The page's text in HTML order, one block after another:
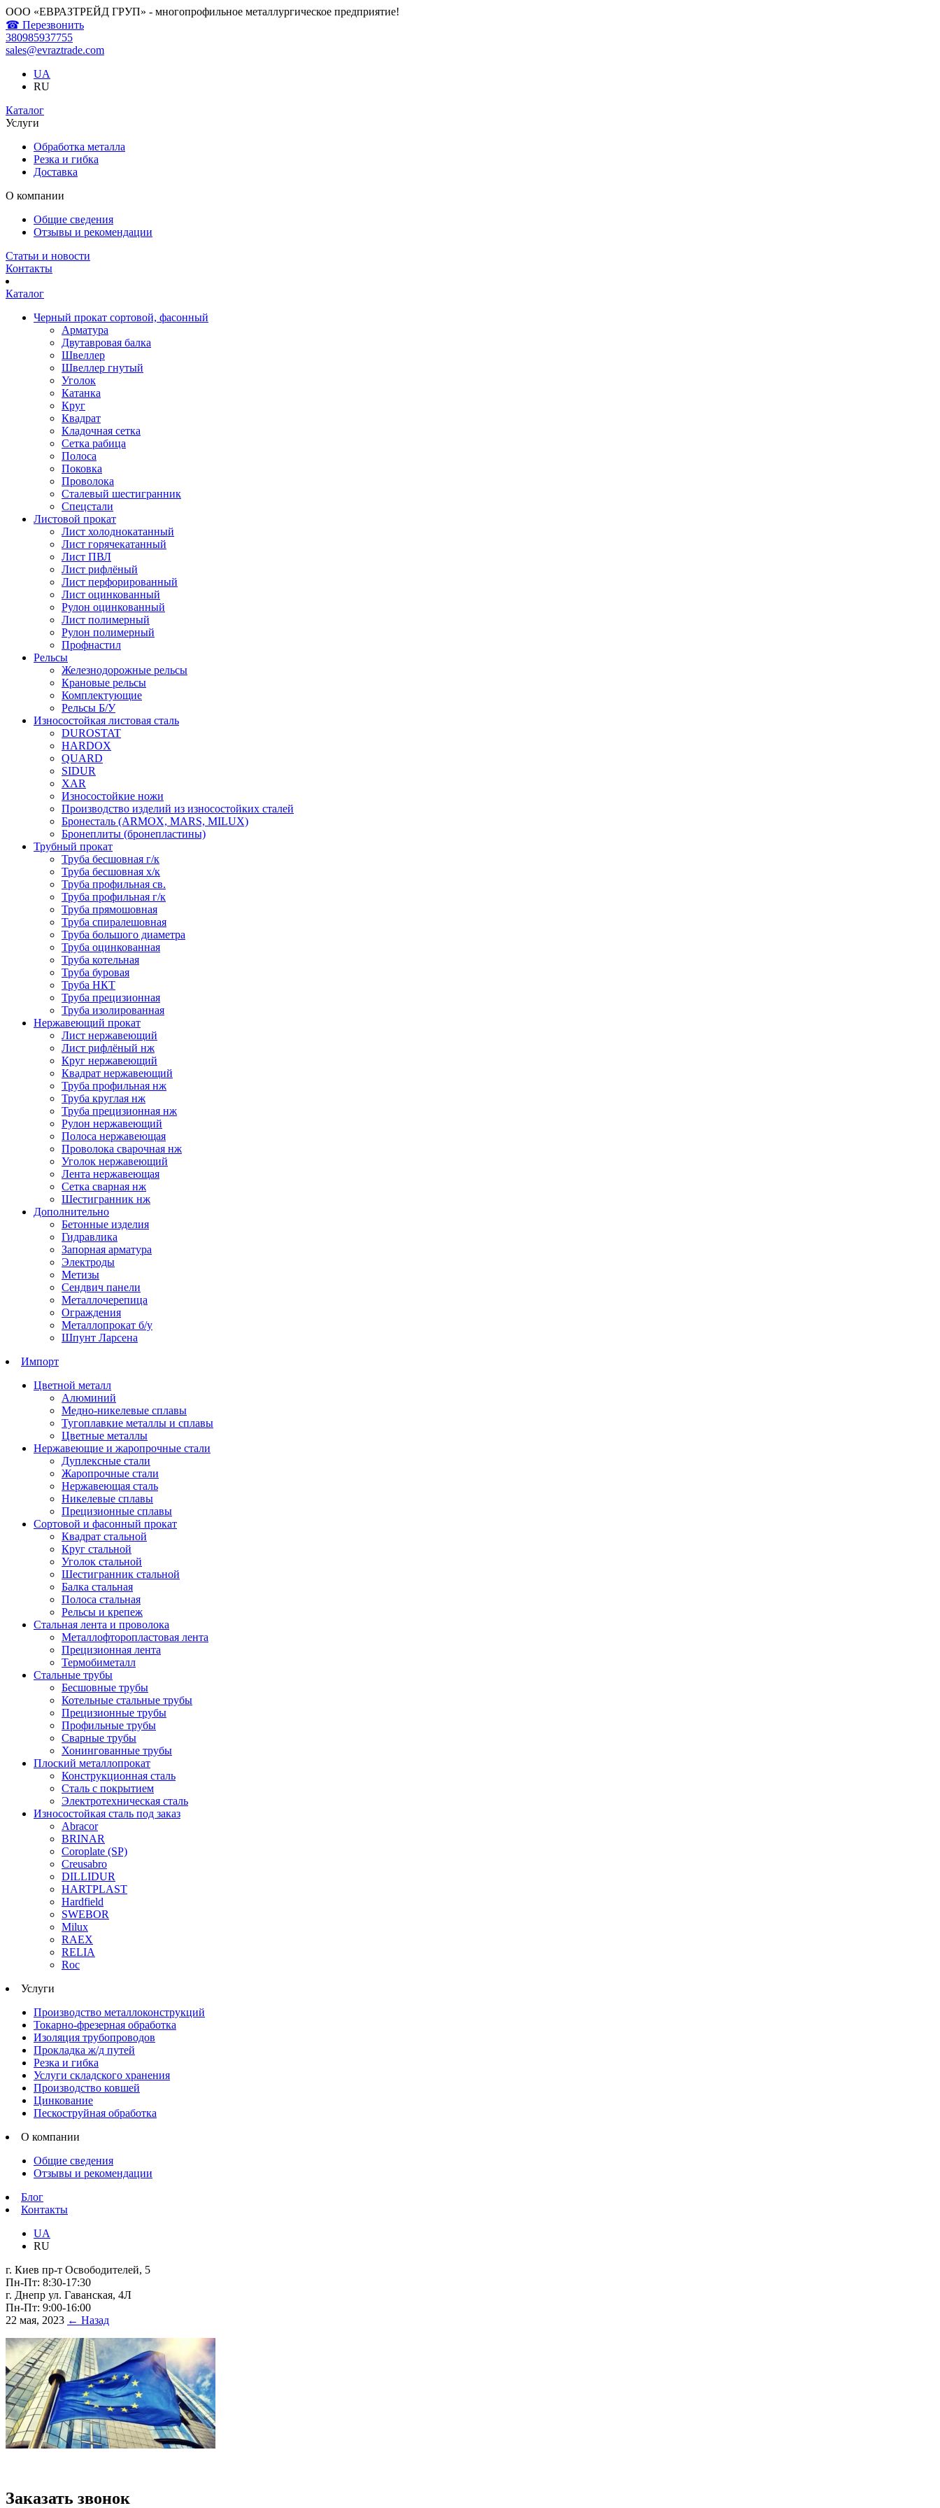
ООО «ЕВРАЗТРЕЙД ГРУП» - многопрофильное металлургическое предприятие!
☎ Перезвонить
380985937755
sales@evraztrade.com
UA
RU
Каталог
Услуги
Обработка металла
Резка и гибка
Доставка
О компании
Общие сведения
Отзывы и рекомендации
Статьи и новости
Контакты
Каталог
Черный прокат сортовой, фасонный
Арматура
Двутавровая балка
Швеллер
Швеллер гнутый
Уголок
Катанка
Круг
Квадрат
Кладочная сетка
Сетка рабица
Полоса
Поковка
Проволока
Сталевый шестигранник
Спецстали
Листовой прокат
Лист холоднокатанный
Лист горячекатанный
Лист ПВЛ
Лист рифлёный
Лист перфорированный
Лист оцинкованный
Рулон оцинкованный
Лист полимерный
Рулон полимерный
Профнастил
Рельсы
Железнодорожные рельсы
Крановые рельсы
Комплектующие
Рельсы Б/У
Износостойкая листовая сталь
DUROSTAT
HARDOX
QUARD
SIDUR
XAR
Износостойкие ножи
Производство изделий из износостойких сталей
Бронесталь (ARMOX, MARS, MILUX)
Бронеплиты (бронепластины)
Трубный прокат
Труба бесшовная г/к
Труба бесшовная х/к
Труба профильная св.
Труба профильная г/к
Труба прямошовная
Труба спиралешовная
Труба большого диаметра
Труба оцинкованная
Труба котельная
Труба буровая
Труба НКТ
Труба прецизионная
Труба изолированная
Нержавеющий прокат
Лист нержавеющий
Лист рифлёный нж
Круг нержавеющий
Квадрат нержавеющий
Труба профильная нж
Труба круглая нж
Труба прецизионная нж
Рулон нержавеющий
Полоса нержавеющая
Проволока сварочная нж
Уголок нержавеющий
Лента нержавеющая
Сетка сварная нж
Шестигранник нж
Дополнительно
Бетонные изделия
Гидравлика
Запорная арматура
Электроды
Метизы
Сендвич панели
Металлочерепица
Ограждения
Металлопрокат б/у
Шпунт Ларсена
Импорт
Цветной металл
Алюминий
Медно-никелевые сплавы
Тугоплавкие металлы и сплавы
Цветные металлы
Нержавеющие и жаропрочные стали
Дуплексные стали
Жаропрочные стали
Нержавеющая сталь
Никелевые сплавы
Прецизионные сплавы
Сортовой и фасонный прокат
Квадрат стальной
Круг стальной
Уголок стальной
Шестигранник стальной
Балка стальная
Полоса стальная
Рельсы и крепеж
Стальная лента и проволока
Металлофторопластовая лента
Прецизионная лента
Термобиметалл
Стальные трубы
Бесшовные трубы
Котельные стальные трубы
Прецизионные трубы
Профильные трубы
Сварные трубы
Хонингованные трубы
Плоский металлопрокат
Конструкционная сталь
Сталь с покрытием
Электротехническая сталь
Износостойкая сталь под заказ
Abracor
BRINAR
Coroplate (SP)
Creusabro
DILLIDUR
HARTPLAST
Hardfield
SWEBOR
Milux
RAEX
RELIA
Roc
Услуги
Производство металлоконструкций
Токарно-фрезерная обработка
Изоляция трубопроводов
Прокладка ж/д путей
Резка и гибка
Услуги складского хранения
Производство ковшей
Цинкование
Пескоструйная обработка
О компании
Общие сведения
Отзывы и рекомендации
Блог
Контакты
UA
RU
г. Киев пр-т Освободителей, 5
Пн-Пт: 8:30-17:30
г. Днепр ул. Гаванская, 4Л
Пн-Пт: 9:00-16:00
22 мая, 2023 ← Назад
Заказать звонок